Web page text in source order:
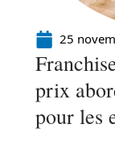
25
prix
pour les